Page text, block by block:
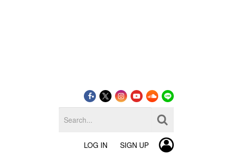
LOG IN SIGN UP